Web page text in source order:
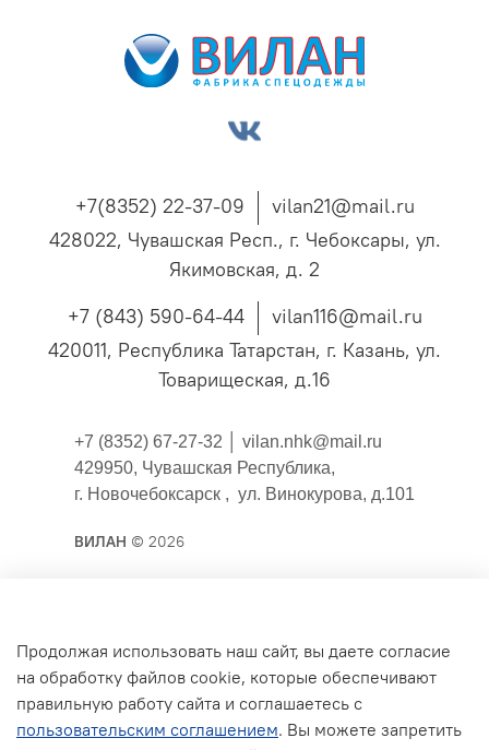
+7(8352) 22-37-09
vilan21@mail.ru
428022, Чувашская Респ., г. Чебоксары, ул.
Якимовская, д. 2
+7 (843) 590-64-44
vilan116@mail.ru
420011, Республика Татарстан, г. Казань, ул.
Товарищеская, д.16
+7 (8352) 67-27-32 │ vilan.nhk@mail.ru
429950, Чувашская Республика,
г. Новочебоксарск , ул. Винокурова, д.101
ВИЛАН © 2026
Публичная оферта
Согласие на обработку персональных данных для
сайта
Продолжая использовать наш сайт, вы даете согласие
на обработку файлов cookie, которые обеспечивают
правильную работу сайта и соглашаетесь с
пользовательским соглашением. Вы можете запретить